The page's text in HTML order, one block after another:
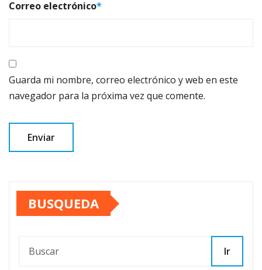
Correo electrónico*
Guarda mi nombre, correo electrónico y web en este
navegador para la próxima vez que comente.
BUSQUEDA
Ir